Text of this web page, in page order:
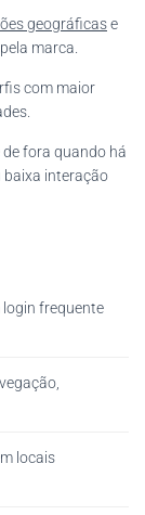
geográficase
marca.
com maior
fora quando há
baixa interação
login frequente
locais